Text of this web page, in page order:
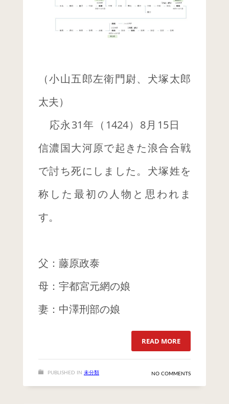
（小山五郎左衛門尉、犬塚太郎
太夫）
応永31年（1424）8月15日
信濃国大河原で起きた浪合合戦
で討ち死にしました。犬塚姓を
称した最初の人物と思われま
す。
父：藤原政泰
母：宇都宮元網の娘
妻：中澤刑部の娘
READ MORE
PUBLISHED IN 未分類 NO COMMENTS